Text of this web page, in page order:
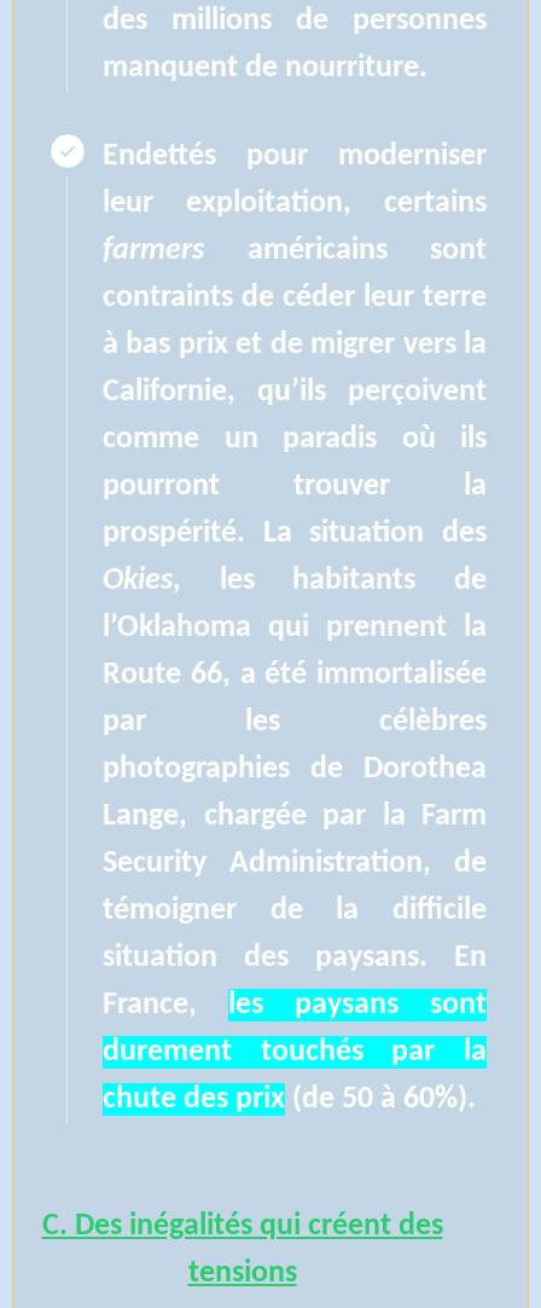
des millions de personnes
manquent de nourriture.
Endettés pour moderniser
leur exploitation, certains
farmers américains sont
contraints de céder leur terre
à bas prix et de migrer vers la
Californie, qu’ils perçoivent
comme un paradis où ils
pourront trouver la
prospérité. La situation des
Okies, les habitants de
l’Oklahoma qui prennent la
Route 66, a été immortalisée
par les célèbres
photographies de Dorothea
Lange, chargée par la Farm
Security Administration, de
témoigner de la difficile
situation des paysans. En
France, les paysans sont
durement touchés par la
chute des prix (de 50 à 60%).
C. Des inégalités qui créent des
tensions